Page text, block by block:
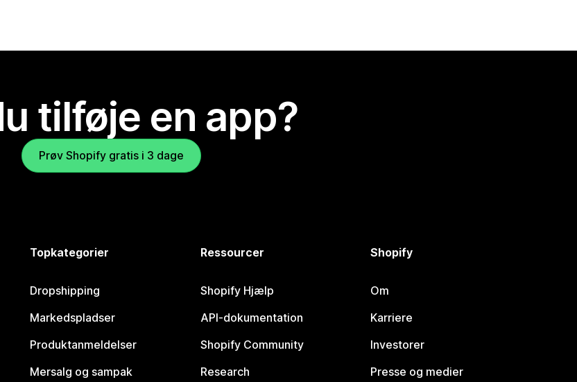
tilføje en app?
Prøv Shopify gratis i 3 dage
Topkategorier
Dropshipping
Markedspladser
Produktanmeldelser
Mersalg og sampak
Ressourcer
Shopify Hjælp
API-dokumentation
Shopify Community
Research
Shopify
Om
Karriere
Investorer
Presse og medier